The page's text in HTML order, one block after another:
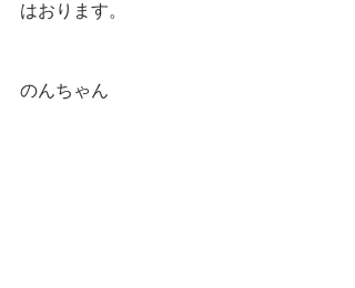
はおります。
のんちゃん